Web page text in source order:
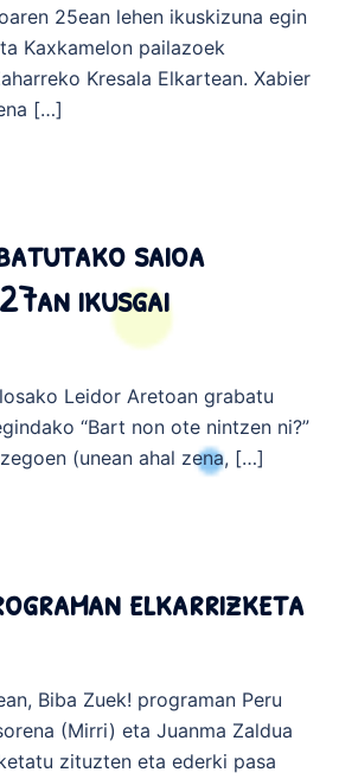
25ean lehen ikuskizuna egin
Kaxkamelon pailazoek
Kresala Elkartean. Xabier
[…]
saioa
ikusgai
Leidor Aretoan grabatu
“Bart non ote nintzen ni?”
(unean ahal zena, […]
elkarrizketa
Biba Zuek! programan Peru
(Mirri) eta Juanma Zaldua
zituzten eta ederki pasa